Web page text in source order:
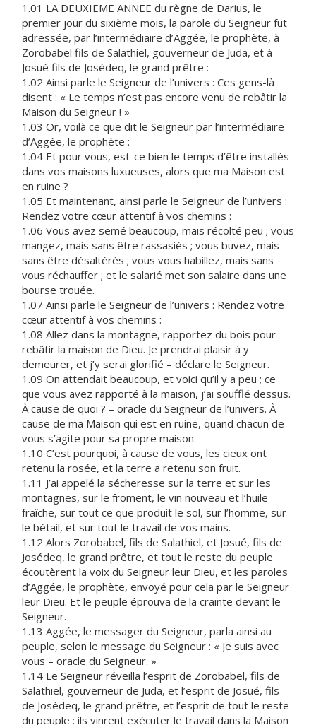
1.01 LA DEUXIEME ANNEE du règne de Darius, le
premier jour du sixième mois, la parole du Seigneur fut
adressée, par l’intermédiaire d’Aggée, le prophète, à
Zorobabel fils de Salathiel, gouverneur de Juda, et à
Josué fils de Josédeq, le grand prêtre :
1.02 Ainsi parle le Seigneur de l’univers : Ces gens-là
disent : « Le temps n’est pas encore venu de rebâtir la
Maison du Seigneur ! »
1.03 Or, voilà ce que dit le Seigneur par l’intermédiaire
d’Aggée, le prophète :
1.04 Et pour vous, est-ce bien le temps d’être installés
dans vos maisons luxueuses, alors que ma Maison est
en ruine ?
1.05 Et maintenant, ainsi parle le Seigneur de l’univers :
Rendez votre cœur attentif à vos chemins :
1.06 Vous avez semé beaucoup, mais récolté peu ; vous
mangez, mais sans être rassasiés ; vous buvez, mais
sans être désaltérés ; vous vous habillez, mais sans
vous réchauffer ; et le salarié met son salaire dans une
bourse trouée.
1.07 Ainsi parle le Seigneur de l’univers : Rendez votre
cœur attentif à vos chemins :
1.08 Allez dans la montagne, rapportez du bois pour
rebâtir la maison de Dieu. Je prendrai plaisir à y
demeurer, et j’y serai glorifié – déclare le Seigneur.
1.09 On attendait beaucoup, et voici qu’il y a peu ; ce
que vous avez rapporté à la maison, j’ai soufflé dessus.
À cause de quoi ? – oracle du Seigneur de l’univers. À
cause de ma Maison qui est en ruine, quand chacun de
vous s’agite pour sa propre maison.
1.10 C’est pourquoi, à cause de vous, les cieux ont
retenu la rosée, et la terre a retenu son fruit.
1.11 J’ai appelé la sécheresse sur la terre et sur les
montagnes, sur le froment, le vin nouveau et l’huile
fraîche, sur tout ce que produit le sol, sur l’homme, sur
le bétail, et sur tout le travail de vos mains.
1.12 Alors Zorobabel, fils de Salathiel, et Josué, fils de
Josédeq, le grand prêtre, et tout le reste du peuple
écoutèrent la voix du Seigneur leur Dieu, et les paroles
d’Aggée, le prophète, envoyé pour cela par le Seigneur
leur Dieu. Et le peuple éprouva de la crainte devant le
Seigneur.
1.13 Aggée, le messager du Seigneur, parla ainsi au
peuple, selon le message du Seigneur : « Je suis avec
vous – oracle du Seigneur. »
1.14 Le Seigneur réveilla l’esprit de Zorobabel, fils de
Salathiel, gouverneur de Juda, et l’esprit de Josué, fils
de Josédeq, le grand prêtre, et l’esprit de tout le reste
du peuple : ils vinrent exécuter le travail dans la Maison